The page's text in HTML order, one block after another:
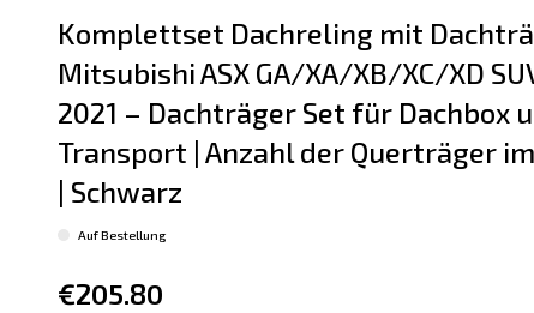
Komplettset Dachreling mit
Mitsubishi ASX GA/XA/XB/XC/XD
2021 – Dachträger Set für Dachbox
Transport | Anzahl der Querträger
| Schwarz
Auf Bestellung
€205.80